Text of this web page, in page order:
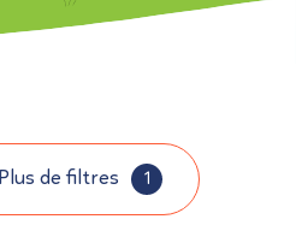
Plus de filtres 1